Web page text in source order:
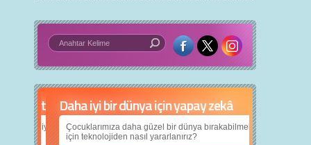
Daha iyi bir dünya için yapay zekâ
Çocuklarımıza daha güzel bir dünya bırakabilmek
için teknolojiden nasıl yararlanırız?